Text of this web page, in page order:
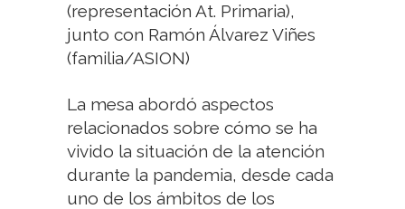
(representación At. Primaria),
junto con Ramón Álvarez Viñes
(familia/ASION)
La mesa abordó aspectos
relacionados sobre cómo se ha
vivido la situación de la atención
durante la pandemia, desde cada
uno de los ámbitos de los